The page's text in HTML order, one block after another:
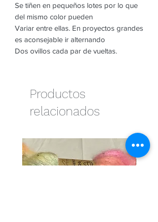
Se tiñen en pequeños lotes por lo que
del mismo color pueden
Variar entre ellas. En proyectos grandes
es aconsejable ir alternando
Dos ovillos cada par de vueltas.
Productos
relacionados